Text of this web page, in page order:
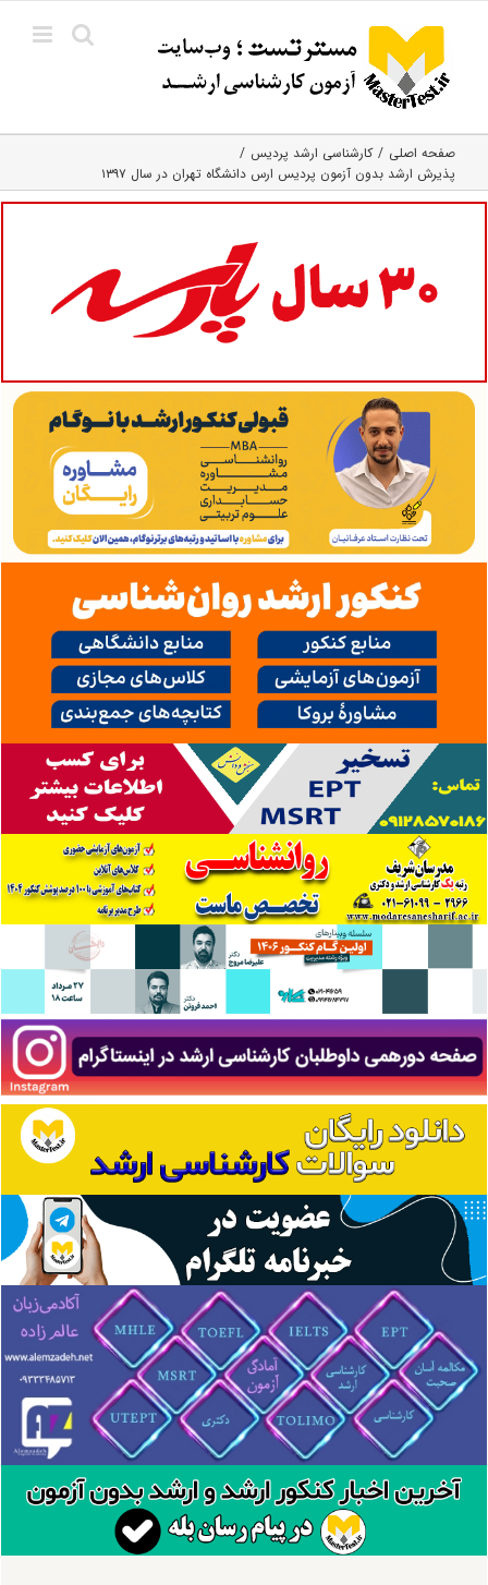
content
صفحه اصلی
کارشناسی ارشد پردیس
پذیرش ارشد بدون آزمون پردیس ارس دانشگاه تهران در سال ۱۳۹۷